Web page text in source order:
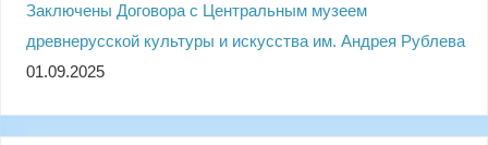
Заключены Договора с Центральным музеем
древнерусской культуры и искусства им. Андрея Рублева
01.09.2025